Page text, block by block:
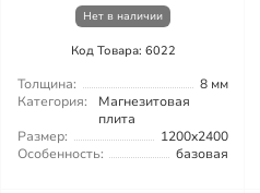
Нет в наличии
Код Товара: 6022
Толщина:
8 мм
Категория:
Магнезитовая
плита
Размер:
1200x2400
Особенность:
базовая